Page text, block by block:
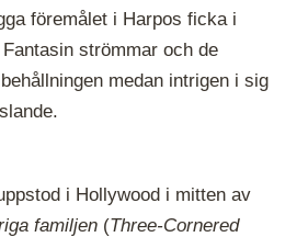
föremålet i Harpos ficka i
strömmar och de
medan intrigen i sig
i Hollywood i mitten av
familjen (Three-Cornered